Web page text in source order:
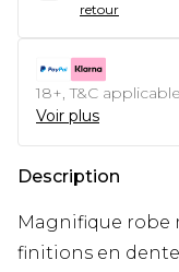
retour
18+, T&C
Voir plus
Description
Magnifique robe
finitions en